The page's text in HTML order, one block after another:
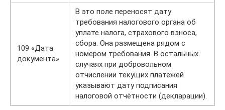
109 «Дата
документа»
В это поле переносят дату
требования налогового органа об
уплате налога, страхового взноса,
сбора. Она размещена рядом с
номером требования. В остальных
случаях при добровольном
отчислении текущих платежей
указывают дату подписания
налоговой отчётности (декларации).